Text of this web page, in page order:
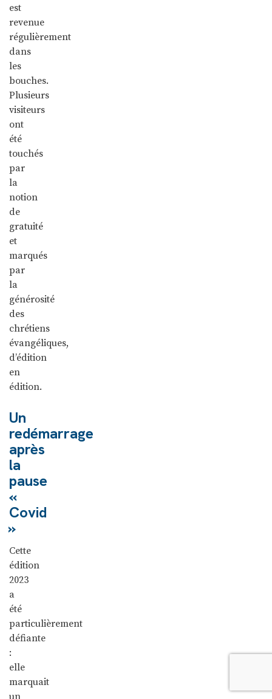
est
revenue
régulièrement
dans
les
bouches.
Plusieurs
visiteurs
ont
été
touchés
par
la
notion
de
gratuité
et
marqués
par
la
générosité
des
chrétiens
évangéliques,
d’édition
en
édition.
Un
redémarrage
après
la
pause
«
Covid
»
Cette
édition
2023
a
été
particulièrement
défiante
:
elle
marquait
un